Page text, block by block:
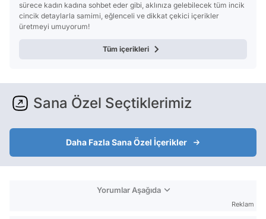
sürece kadın kadına sohbet eder gibi, aklınıza gelebilecek tüm incik
cincik detaylarla samimi, eğlenceli ve dikkat çekici içerikler
üretmeyi umuyorum!
Tüm içerikleri
Sana Özel Seçtiklerimiz
Daha Fazla Sana Özel İçerikler
Yorumlar Aşağıda
Reklam